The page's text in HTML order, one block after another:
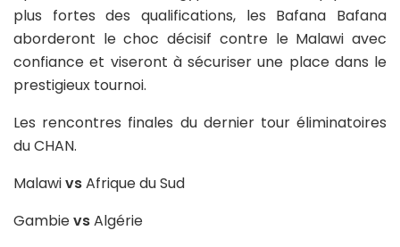
plus fortes des qualifications, les Bafana Bafana
aborderont le choc décisif contre le Malawi avec
confiance et viseront à sécuriser une place dans le
prestigieux tournoi.
Les rencontres finales du dernier tour éliminatoires
du CHAN.
MalawivsAfrique du Sud
GambievsAlgérie